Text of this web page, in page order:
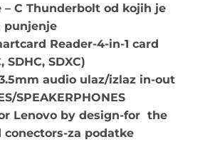
– C Thunderbolt od kojih je
punjenje
Reader-4-in-1 card
SDHC, SDXC)
audio ulaz/izlaz in-out
SPEAKERPHONES
Lenovo by design-for the
za podatke